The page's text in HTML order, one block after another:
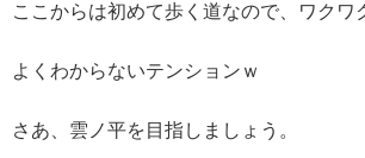
ここからは初めて歩く道なので、ワクワ
よくわからないテンションｗ
さあ、雲ノ平を目指しましょう。